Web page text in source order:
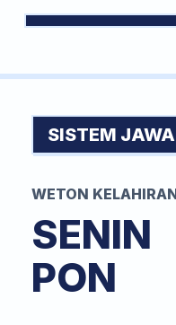
SISTEM JAWA
WETON
SENIN
PON